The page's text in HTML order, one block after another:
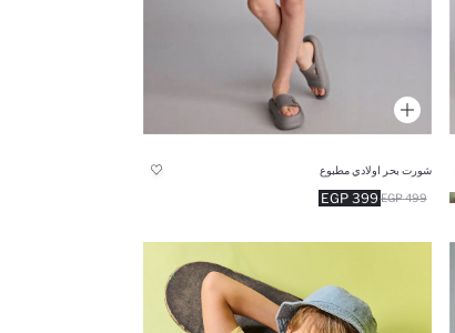
شورت بحر اولادي مطبوع
399 EGP 499 EGP